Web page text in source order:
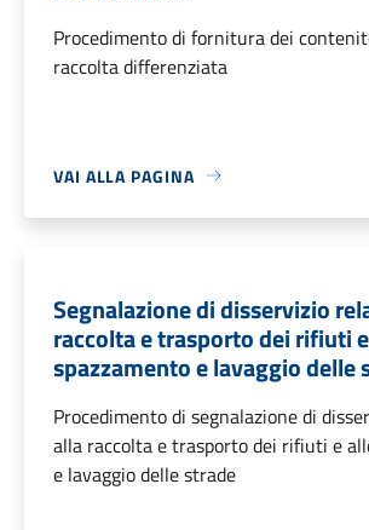
Procedimento di fornitura dei
raccolta differenziata
VAI ALLA PAGINA
Segnalazione di disservizio
raccolta e trasporto dei rifiuti
spazzamento e lavaggio delle
Procedimento di segnalazione di
alla raccolta e trasporto dei rifiuti e
e lavaggio delle strade